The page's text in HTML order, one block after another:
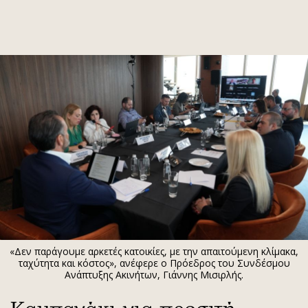
ΚΑΤΗΓΟΡΙΕΣ ΣΥΝΔΕΣΗ
Κύπρος
Βουλευτικές 2026
Εκλογές 2024
Προεδρικές 2023
Δημοσκοπήσεις
Διπλωματία
Απόψεις
Αρθρογραφία
The Hill
Υγεία
Αγγελίες
Ενοικιάζονται
Πωλούνται
Ζητούν εργασία
Θέσεις εργασίας
«Δεν παράγουμε αρκετές κατοικίες, με την απαιτούμενη κλίμακα,
ταχύτητα και κόστος», ανέφερε ο Πρόεδρος του Συνδέσμου
Ανάπτυξης Ακινήτων, Γιάννης Μισιρλής.